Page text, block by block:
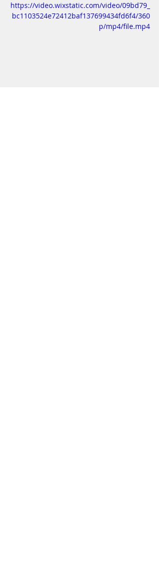
https://video.wixstatic.com/video/09bd79_
bc1103524e72412baf137699434fd6f4/360
p/mp4/file.mp4